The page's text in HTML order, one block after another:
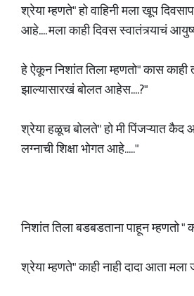
श्रेया म्हणते" हो वाहिनी मला खूप
आहे.... मला काही दिवस स्वातंत्र्याचं
हे ऐकून निशांत तिला म्हणतो" कास
झाल्यासारखं बोलत आहेस....?"
श्रेया हळूच बोलते" हो मी पिंजऱ्यात कैद
लग्नाची शिक्षा भोगत आहे....."
निशांत तिला बडबडताना पाहून म्हणतो "
श्रेया म्हणते" काही नाही दादा आता मला